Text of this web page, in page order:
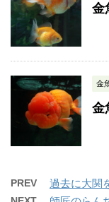
金
金
金
PREV 過去に大関